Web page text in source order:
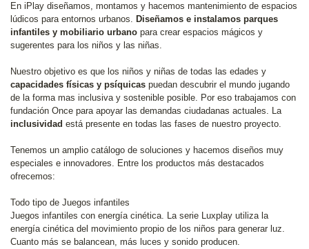
En iPlay diseñamos, montamos y hacemos mantenimiento de espacios
lúdicos para entornos urbanos. Diseñamos e instalamos parques
infantiles y mobiliario urbano para crear espacios mágicos y
sugerentes para los niños y las niñas.
Nuestro objetivo es que los niños y niñas de todas las edades y
capacidades físicas y psíquicas puedan descubrir el mundo jugando
de la forma mas inclusiva y sostenible posible. Por eso trabajamos con
fundación Once para apoyar las demandas ciudadanas actuales. La
inclusividad está presente en todas las fases de nuestro proyecto.
Tenemos un amplio catálogo de soluciones y hacemos diseños muy
especiales e innovadores. Entre los productos más destacados
ofrecemos:
Todo tipo de Juegos infantiles
Juegos infantiles con energía cinética. La serie Luxplay utiliza la
energía cinética del movimiento propio de los niños para generar luz.
Cuanto más se balancean, más luces y sonido producen.